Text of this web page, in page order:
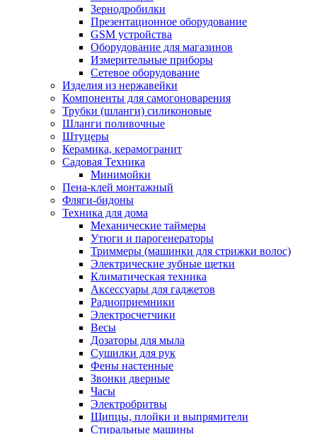
Зернодробилки
Презентационное оборудование
GSM устройства
Оборудование для магазинов
Измерительные приборы
Сетевое оборудование
Изделия из нержавейки
Компоненты для самогоноварения
Трубки (шланги) силиконовые
Шланги поливочные
Штуцеры
Керамика, керамогранит
Садовая Техника
Минимойки
Пена-клей монтажный
Фляги-бидоны
Техника для дома
Механические таймеры
Утюги и парогенераторы
Триммеры (машинки для стрижки волос)
Электрические зубные щетки
Климатическая техника
Аксессуары для гаджетов
Радиоприемники
Электросчетчики
Весы
Дозаторы для мыла
Сушилки для рук
Фены настенные
Звонки дверные
Часы
Электробритвы
Щипцы, плойки и выпрямители
Стиральные машины